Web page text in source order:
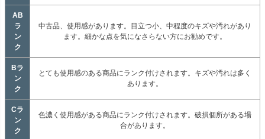
AB
ラ
ン
ク
中古品、使用感があります。目立つ小、中程度のキズや汚れがあり
ます。細かな点を気になさらない方にお勧めです。
Bラ
ン
ク
とても使用感のある商品にランク付けされます。キズや汚れは多く
あります。
Cラ
ン
ク
色濃く使用感がある商品にランク付けされます。破損個所がある場
合があります。